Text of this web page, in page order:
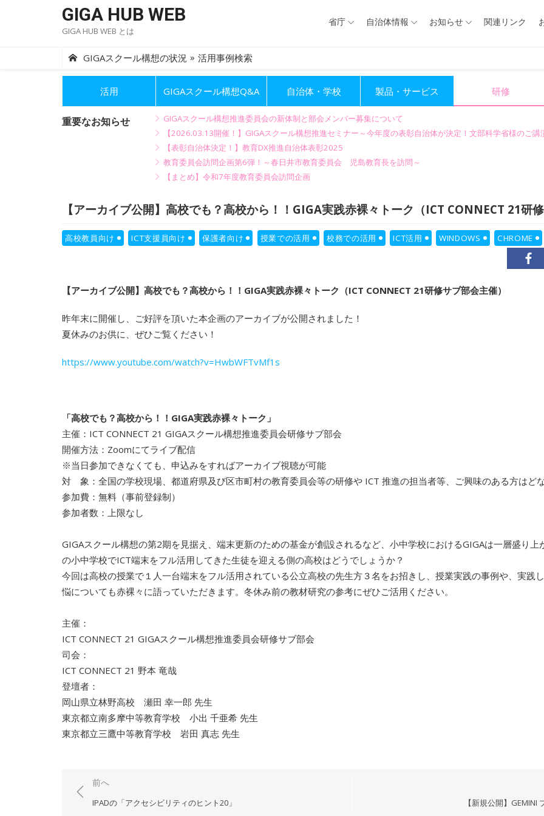
GIGA HUB WEB
GIGA HUB WEB とは
省庁 自治体情報 お知らせ 関連リンク
GIGAスクール構想の状況 » 活用事例検索
活用 GIGAスクール構想Q&A 自治体・学校 製品・サービス 研修
重要なお知らせ
GIGAスクール構想推進委員会の新体制と部会メンバー募集について
【2026.03.13開催！】GIGAスクール構想推進セミナー～今年度の表彰自治体が決定！文部科学省様のご講
【表彰自治体決定！】教育DX推進自治体表彰2025
教育委員会訪問企画第6弾！～春日井市教育委員会 児島教育長を訪問～
【まとめ】令和7年度教育委員会訪問企画
【アーカイブ公開】高校でも？高校から！！GIGA実践赤裸々トーク（ICT CONNECT 21研修
高校教員向け ICT支援員向け 保護者向け 授業での活用 校務での活用 ICT活用 WINDOWS CHROME
【アーカイブ公開】高校でも？高校から！！GIGA実践赤裸々トーク（ICT CONNECT 21研修サブ部会主催）
昨年末に開催し、ご好評を頂いた本企画のアーカイブが公開されました！
夏休みのお供に、ぜひご覧ください！
https://www.youtube.com/watch?v=HwbWFTvMf1s
「高校でも？高校から！！GIGA実践赤裸々トーク」
主催：ICT CONNECT 21 GIGAスクール構想推進委員会研修サブ部会
開催方法：Zoomにてライブ配信
※当日参加できなくても、申込みをすればアーカイブ視聴が可能
対 象：全国の学校現場、都道府県及び区市町村の教育委員会等の研修や ICT 推進の担当者等、ご興味のある方はど
参加費：無料（事前登録制）
参加者数：上限なし
GIGAスクール構想の第2期を見据え、端末更新のための基金が創設されるなど、小中学校におけるGIGAは一層盛り上
の小中学校でICT端末をフル活用してきた生徒を迎える側の高校はどうでしょうか？
今回は高校の授業で１人一台端末をフル活用されている公立高校の先生方３名をお招きし、授業実践の事例や、実践
悩についても赤裸々に語っていただきます。冬休み前の教材研究の参考にぜひご活用ください。
主催：
ICT CONNECT 21 GIGAスクール構想推進委員会研修サブ部会
司会：
ICT CONNECT 21 野本 竜哉
登壇者：
岡山県立林野高校 瀬田 幸一郎 先生
東京都立南多摩中等教育学校 小出 千亜希 先生
東京都立三鷹中等教育学校 岩田 真志 先生
前へ
IPADの「アクセシビリティのヒント20」 【新規公開】GEMINI